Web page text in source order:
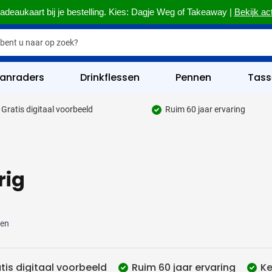
bij je bestelling. Kies: Dagje Weg of Takeaway | Bekijk
& Kantoor categorie
categorie
categorie
& Veiligheid categorie
Drinkflessen Pennen
Gratis digitaal voorbeeld Ruim 60 jaar ervaring
digitaal voorbeeld Ruim 60 jaar ervaring